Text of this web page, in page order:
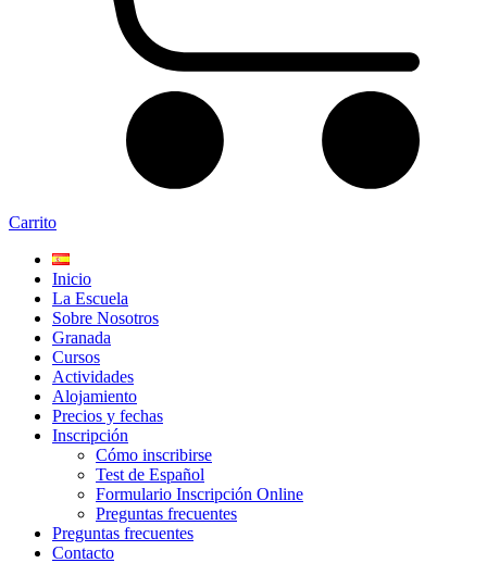
Carrito
Inicio
La Escuela
Sobre Nosotros
Granada
Cursos
Actividades
Alojamiento
Precios y fechas
Inscripción
Cómo inscribirse
Test de Español
Formulario Inscripción Online
Preguntas frecuentes
Preguntas frecuentes
Contacto